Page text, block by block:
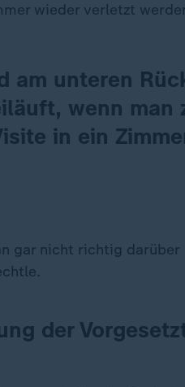
wieder verletzt
am unteren
wenn man
in ein
gar nicht richtig darüber
der